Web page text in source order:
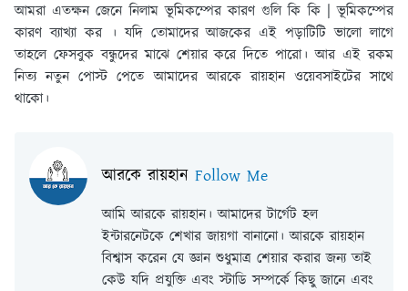
আমরা এতক্ষন জেনে নিলাম ভূমিকম্পের কারণ গুলি কি কি | ভূমিকম্পের
কারণ ব্যাখ্যা কর । যদি তোমাদের আজকের এই পড়াটিটি ভালো লাগে
তাহলে ফেসবুক বন্ধুদের মাঝে শেয়ার করে দিতে পারো। আর এই রকম
নিত্য নতুন পোস্ট পেতে আমাদের আরকে রায়হান ওয়েবসাইটের সাথে
থাকো।
আরকে রায়হান Follow Me
আমি আরকে রায়হান। আমাদের টার্গেট হল
ইন্টারনেটকে শেখার জায়গা বানানো। আরকে রায়হান
বিশ্বাস করেন যে জ্ঞান শুধুমাত্র শেয়ার করার জন্য তাই
কেউ যদি প্রযুক্তি এবং স্টাডি সম্পর্কে কিছু জানে এবং